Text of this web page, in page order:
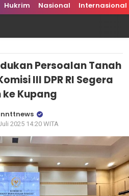
Hukrim Nasional Internasional
Persoalan Tanah
III DPR RI Segera
ke Kupang
2025 14:20 WITA